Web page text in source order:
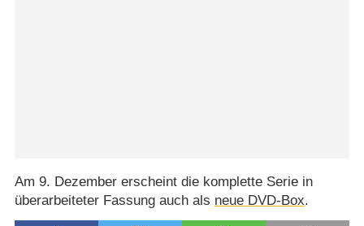
Am 9. Dezember erscheint die komplette Serie in
überarbeiteter Fassung auch als neue DVD-Box.